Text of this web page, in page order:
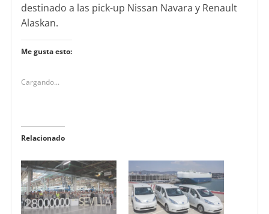
destinado a las pick-up Nissan Navara y Renault
Alaskan.
Me gusta esto:
Cargando...
Relacionado